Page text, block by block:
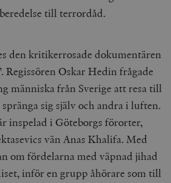
till terrordåd.
den kritikerrosade dokumentären
Regissören Oskar Hedin frågade
människa från Sverige att resa till
sig själv och andra i luften.
inspelad i Göteborgs förorter,
vän Anas Khalifa. Med
om fördelarna med väpnad jihad
inför en grupp åhörare som till